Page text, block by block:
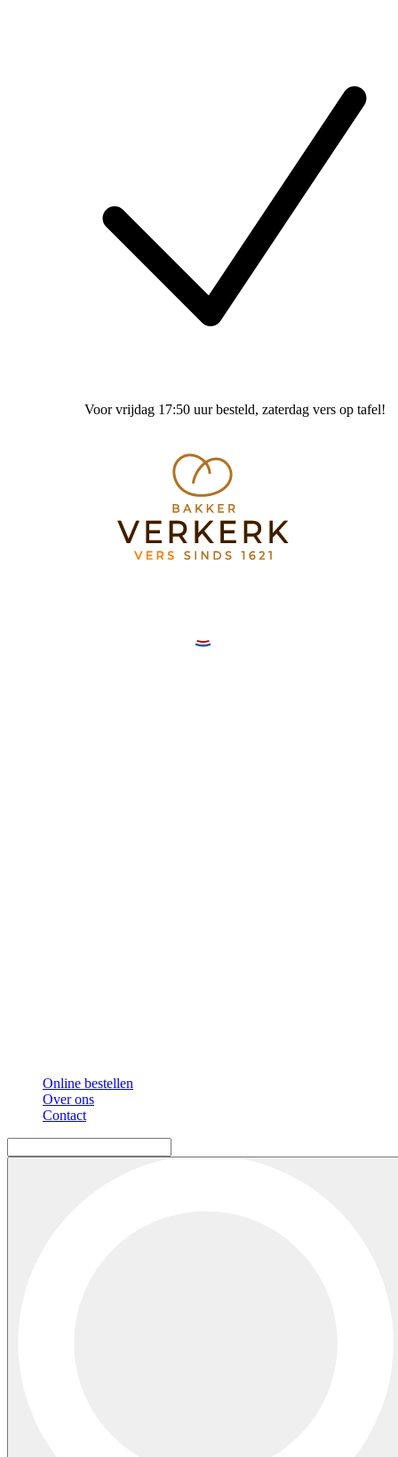
Voor vrijdag 17:50 uur besteld, zaterdag vers op tafel!
Online bestellen
Over ons
Contact